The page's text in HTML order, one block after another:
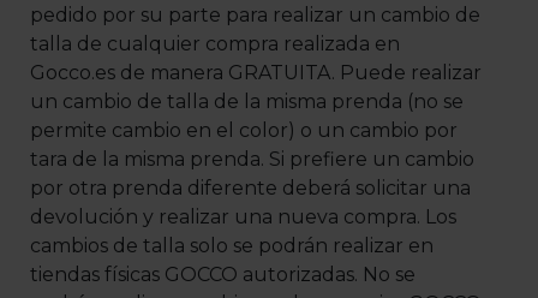
pedido por su parte para realizar un cambio de
talla de cualquier compra realizada en
Gocco.es de manera GRATUITA. Puede realizar
un cambio de talla de la misma prenda (no se
permite cambio en el color) o un cambio por
tara de la misma prenda. Si prefiere un cambio
por otra prenda diferente deberá solicitar una
devolución y realizar una nueva compra. Los
cambios de talla solo se podrán realizar en
tiendas físicas GOCCO autorizadas. No se